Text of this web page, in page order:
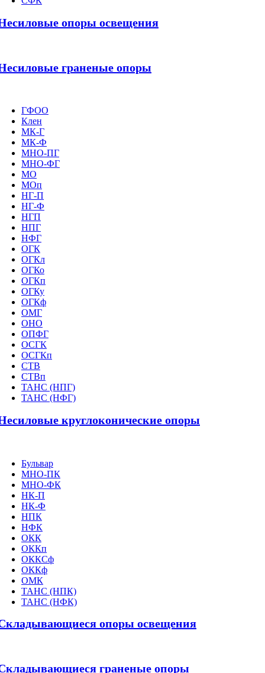
опоры освещения
граненые опоры
ГФОО
Клен
МК-Г
МК-Ф
МНО-ПГ
МНО-ФГ
МО
МОп
НГ-П
НГ-Ф
НГП
НПГ
НФГ
ОГК
ОГКл
ОГКо
ОГКп
ОГКу
ОГКф
ОМГ
ОНО
ОПФГ
ОСГК
ОСГКп
СТВ
СТВп
ТАНС (НПГ)
ТАНС (НФГ)
круглоконические опоры
Бульвар
МНО-ПК
МНО-ФК
НК-П
НК-Ф
НПК
НФК
ОКК
ОККп
ОККСф
ОККф
ОМК
ТАНС (НПК)
ТАНС (НФК)
опоры освещения
граненые опоры